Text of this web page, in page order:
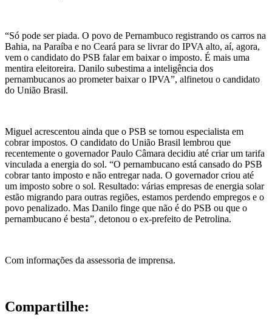
“Só pode ser piada. O povo de Pernambuco registrando os carros na
Bahia, na Paraíba e no Ceará para se livrar do IPVA alto, aí, agora,
vem o candidato do PSB falar em baixar o imposto. É mais uma
mentira eleitoreira. Danilo subestima a inteligência dos
pernambucanos ao prometer baixar o IPVA”, alfinetou o candidato
do União Brasil.
Miguel acrescentou ainda que o PSB se tornou especialista em
cobrar impostos. O candidato do União Brasil lembrou que
recentemente o governador Paulo Câmara decidiu até criar um tarifa
vinculada a energia do sol. “O pernambucano está cansado do PSB
cobrar tanto imposto e não entregar nada. O governador criou até
um imposto sobre o sol. Resultado: várias empresas de energia solar
estão migrando para outras regiões, estamos perdendo empregos e o
povo penalizado. Mas Danilo finge que não é do PSB ou que o
pernambucano é besta”, detonou o ex-prefeito de Petrolina.
Com informações da assessoria de imprensa.
Compartilhe: